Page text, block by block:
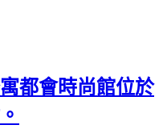
都會時尚館位於